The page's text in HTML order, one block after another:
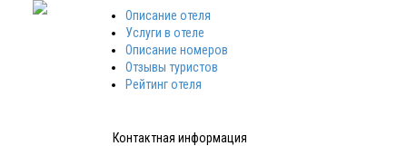
Описание отеля
Услуги в отеле
Описание номеров
Отзывы туристов
Рейтинг отеля
Контактная информация